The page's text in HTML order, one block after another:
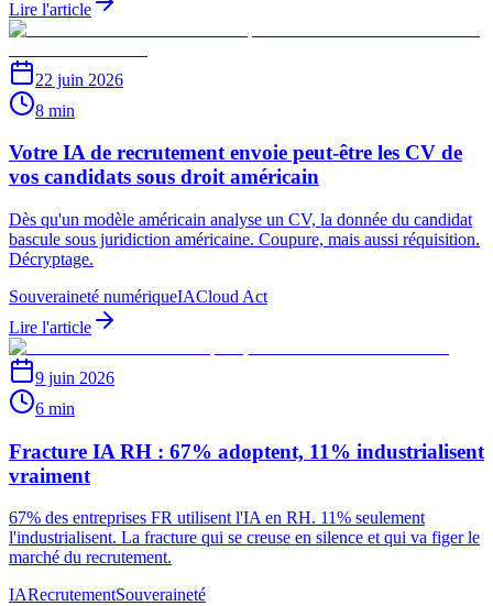
Lire l'article
22 juin 2026
8 min
Votre IA de recrutement envoie peut-être les CV de
vos candidats sous droit américain
Dès qu'un modèle américain analyse un CV, la donnée du candidat
bascule sous juridiction américaine. Coupure, mais aussi réquisition.
Décryptage.
Souveraineté numériqueIACloud Act
Lire l'article
9 juin 2026
6 min
Fracture IA RH : 67% adoptent, 11% industrialisent
vraiment
67% des entreprises FR utilisent l'IA en RH. 11% seulement
l'industrialisent. La fracture qui se creuse en silence et qui va figer le
marché du recrutement.
IARecrutementSouveraineté